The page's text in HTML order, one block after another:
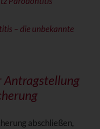
– die unbekannte
Antragstellung
abschließen,